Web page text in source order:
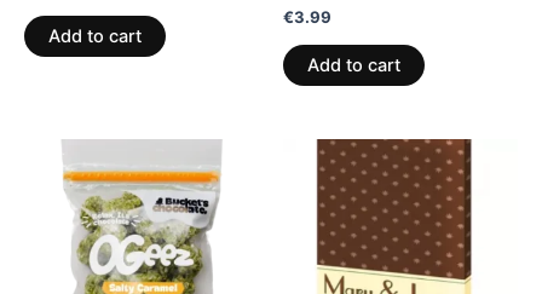
Add to cart
€3.99
Add to cart